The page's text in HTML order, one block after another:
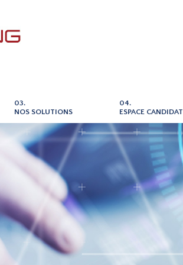
03.
NOS SOLUTIONS
04.
ESPACE CANDIDAT